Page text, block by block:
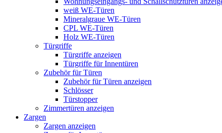
weiß WE-Türen
Mineralgraue WE-Türen
CPL WE-Türen
Holz WE-Türen
Türgriffe
Türgriffe anzeigen
Türgriffe für Innentüren
Zubehör für Türen
Zubehör für Türen anzeigen
Schlösser
Türstopper
Zimmertüren anzeigen
Zargen
Zargen anzeigen